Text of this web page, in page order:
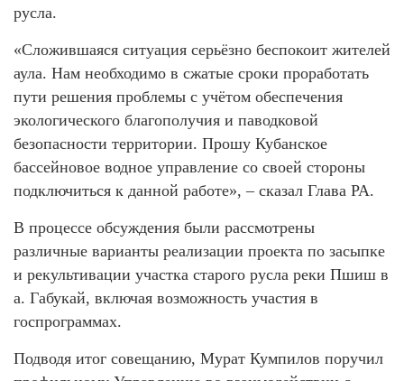
русла.
«Сложившаяся ситуация серьёзно беспокоит жителей
аула. Нам необходимо в сжатые сроки проработать
пути решения проблемы с учётом обеспечения
экологического благополучия и паводковой
безопасности территории. Прошу Кубанское
бассейновое водное управление со своей стороны
подключиться к данной работе», – сказал Глава РА.
В процессе обсуждения были рассмотрены
различные варианты реализации проекта по засыпке
и рекультивации участка старого русла реки Пшиш в
а. Габукай, включая возможность участия в
госпрограммах.
Подводя итог совещанию, Мурат Кумпилов поручил